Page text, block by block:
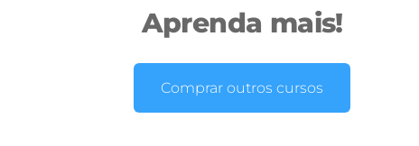
Aprenda mais!
Comprar outros cursos